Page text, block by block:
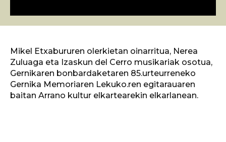
Mikel Etxabururen olerkietan oinarritua, Nerea
Zuluaga eta Izaskun del Cerro musikariak osotua,
Gernikaren bonbardaketaren 85.urteurreneko
Gernika Memoriaren Lekuko.ren egitarauaren
baitan Arrano kultur elkartearekin elkarlanean.